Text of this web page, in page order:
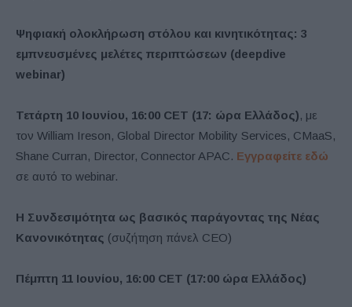
Ψηφιακή ολοκλήρωση στόλου και κινητικότητας: 3
εμπνευσμένες μελέτες περιπτώσεων (deepdive
webinar)
Τετάρτη 10 Ιουνίου, 16:00 CET (17: ώρα Ελλάδος), με
τον William Ireson, Global Director Mobility Services, CMaaS,
Shane Curran, Director, Connector APAC. Εγγραφείτε εδώ
σε αυτό το webinar.
Η Συνδεσιμότητα ως βασικός παράγοντας της Νέας
Κανονικότητας (συζήτηση πάνελ CEO)
Πέμπτη 11 Ιουνίου, 16:00 CET (17:00 ώρα Ελλάδος)